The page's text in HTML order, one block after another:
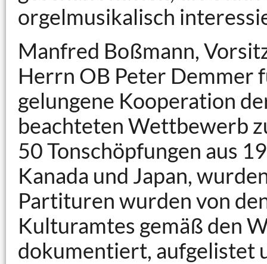
orgelmusikalisch
Manfred Boßmann,
Herrn OB Peter Demmer
gelungene Kooperation
beachteten Wettbewerb
50 Tonschöpfungen aus
Kanada und Japan,
Partituren wurden von
Kulturamtes gemäß den
dokumentiert, aufgelistet